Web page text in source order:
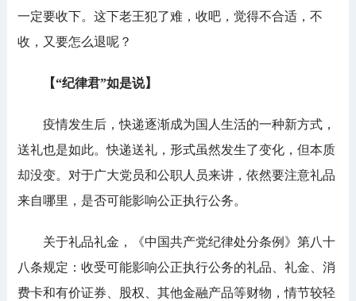
一定要收下。这下老王犯了难，收吧，觉得不合适，不
收，又要怎么退呢？
【“纪律君”如是说】
疫情发生后，快递逐渐成为国人生活的一种新方式，
送礼也是如此。快递送礼，形式虽然发生了变化，但本质
却没变。对于广大党员和公职人员来讲，依然要注意礼品
来自哪里，是否可能影响公正执行公务。
关于礼品礼金，《中国共产党纪律处分条例》 第八十
八条规定： 收受可能影响公正执行公务的礼品、礼金、消
费卡和有价证券、股权、其他金融产品等财物，情节较轻